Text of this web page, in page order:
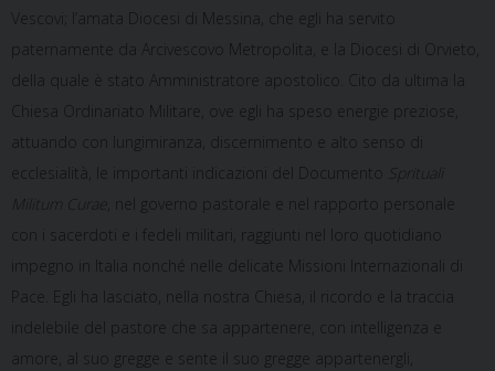
Vescovi; l’amata Diocesi di Messina, che egli ha servito
paternamente da Arcivescovo Metropolita, e la Diocesi di Orvieto,
della quale è stato Amministratore apostolico. Cito da ultima la
Chiesa Ordinariato Militare, ove egli ha speso energie preziose,
attuando con lungimiranza, discernimento e alto senso di
ecclesialità, le importanti indicazioni del Documento
Militum Curae
, nel governo pastorale e nel rapporto personale
con i sacerdoti e i fedeli militari, raggiunti nel loro quotidiano
impegno in Italia nonché nelle delicate Missioni Internazionali di
Pace. Egli ha lasciato, nella nostra Chiesa, il ricordo e la traccia
indelebile del pastore che sa appartenere, con intelligenza e
amore, al suo gregge e sente il suo gregge appartenergli,